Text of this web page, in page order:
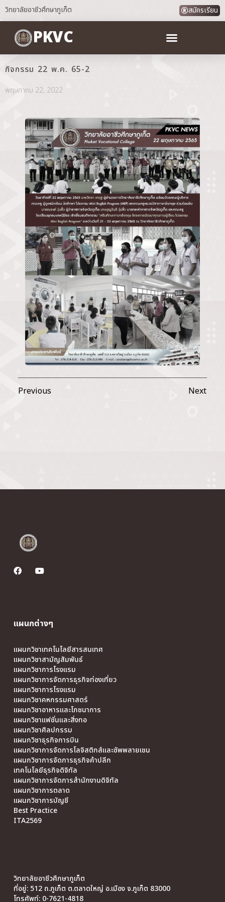
วิทยาลัยอาชีวศึกษาภูเก็ต สมัครเรียน
PKVC
กิจกรรม 22 พ.ค. 65-2
พฤษภาคม 22, 2022
Previous Next
แผนกต่างๆ
แผนกวิชาเทคโนโลยีสารสนเทศ
แผนกวิชาสามัญสัมพันธ์
แผนกวิชาการโรงแรม
แผนกวิชาการจัดการธุรกิจท่องเที่ยว
แผนกวิชาการโรงแรม
แผนกวิชาคหกรรมศาสตร์
แผนกวิชาอาหารและโภชนาการ
แผนกวิชาแฟชั่นและสิ่งทอ
แผนกวิชาศิลปกรรม
แผนกวิชาธุรกิจการบิน
แผนกวิชาการจัดการโลจิสติกส์และซัพพลายเชน
แผนกวิชาการจัดการธุรกิจค้าปลีก
เทคโนโลยีธุรกิจดิจิทัล
แผนกวิชาการจัดการสำนักงานดิจิทัล
แผนกวิชาการตลาด
แผนกวิชาการบัญชี
Best Practice
ITA2569
วิทยาลัยอาชีวศึกษาภูเก็ต
ที่อยู่: 512 ถ.ภูเก็ต ต.ตลาดใหญ่ อ.เมือง จ.ภูเก็ต 83000
โทรศัพท์: 0-7621-4818